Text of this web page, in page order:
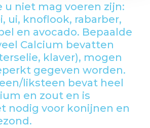
u niet mag voeren zijn:
ui, knoflook, rabarber,
en avocado. Bepaalde
Calcium bevatten
klaver), mogen
gegeven worden.
liksteen bevat heel
en zout en is
nodig voor konijnen en